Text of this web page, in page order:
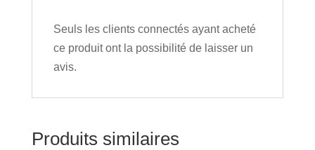
Seuls les clients connectés ayant acheté
ce produit ont la possibilité de laisser un
avis.
Produits similaires